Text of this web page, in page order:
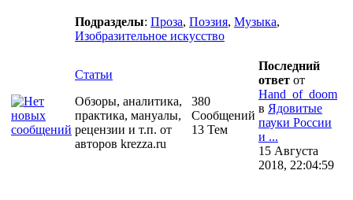
Подразделы: Проза, Поэзия, Музыка,
Изобразительное искусство
Статьи
Обзоры, аналитика,
практика, мануалы,
рецензии и т.п. от
авторов krezza.ru
380
Сообщений
13 Тем
Последний
ответ от
Hand_of_doom
в Ядовитые
пауки России
и ...
15 Августа
2018, 22:04:59